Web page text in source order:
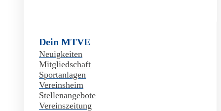
Dein MTVE
Neuigkeiten
Mitgliedschaft
Sportanlagen
Vereinsheim
Stellenangebote
Vereinszeitung